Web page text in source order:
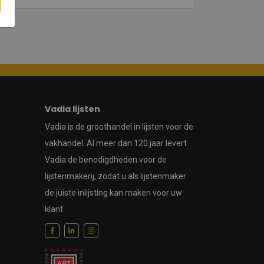
Vadia lijsten
Vadia is de groothandel in lijsten voor de
vakhandel. Al meer dan 120 jaar levert
Vadia de benodigdheden voor de
lijstenmakerij, zodat u als lijstenmaker
de juiste inlijsting kan maken voor uw
klant.